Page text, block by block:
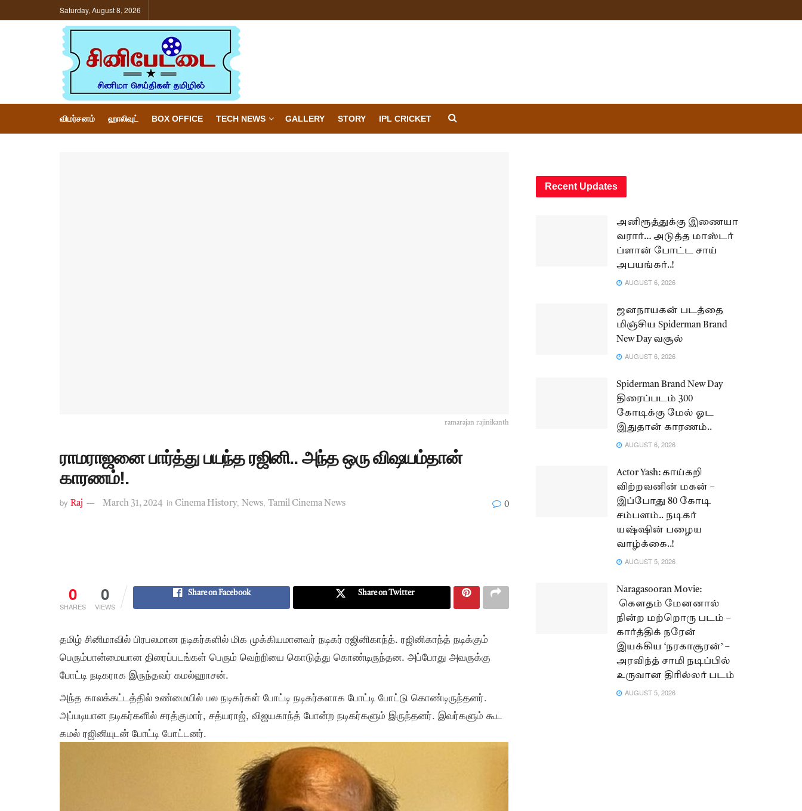
Saturday, August 8, 2026
விமர்சனம் ஹாலிவுட் BOX OFFICE TECH NEWS GALLERY STORY IPL CRICKET
ramarajan rajinikanth
ராமராஜனை பார்த்து பயந்த ரஜினி.. அந்த ஒரு விஷயம்தான்
காரணம்!.
by Raj March 31, 2024 in Cinema History, News, Tamil Cinema News 0
0
SHARES
0
VIEWS
Share on Facebook Share on Twitter
தமிழ் சினிமாவில் பிரபலமான நடிகர்களில் மிக முக்கியமானவர் நடிகர் ரஜினிகாந்த். ரஜினிகாந்த் நடிக்கும்
பெரும்பான்மையான திரைப்படங்கள் பெரும் வெற்றியை கொடுத்து கொண்டிருந்தன. அப்போது அவருக்கு
போட்டி நடிகராக இருந்தவர் கமல்ஹாசன்.
அந்த காலக்கட்டத்தில் உண்மையில் பல நடிகர்கள் போட்டி நடிகர்களாக போட்டி போட்டு கொண்டிருந்தனர்.
அப்படியான நடிகர்களில் சரத்குமார், சத்யராஜ், விஜயகாந்த் போன்ற நடிகர்களும் இருந்தனர். இவர்களும் கூட
கமல் ரஜினியுடன் போட்டி போட்டனர்.
Recent Updates
அனிரூத்துக்கு இணையா
வரார்… அடுத்த மாஸ்டர்
ப்ளான் போட்ட சாய்
அபயங்கர்..!
AUGUST 6, 2026
ஜனநாயகன் படத்தை
மிஞ்சிய Spiderman Brand
New Day வசூல்
AUGUST 6, 2026
Spiderman Brand New Day
திரைப்படம் 300
கோடிக்கு மேல் ஓட
இதுதான் காரணம்..
AUGUST 6, 2026
Actor Yash: காய்கறி
விற்றவனின் மகன் –
இப்போது 80 கோடி
சம்பளம்.. நடிகர்
யஷ்ஷின் பழைய
வாழ்க்கை..!
AUGUST 5, 2026
Naragasooran Movie:
கௌதம் மேனனால்
நின்ற மற்றொரு படம் –
கார்த்திக் நரேன்
இயக்கிய ‘நரகாசூரன்’ –
அரவிந்த் சாமி நடிப்பில்
உருவான திரில்லர் படம்
AUGUST 5, 2026